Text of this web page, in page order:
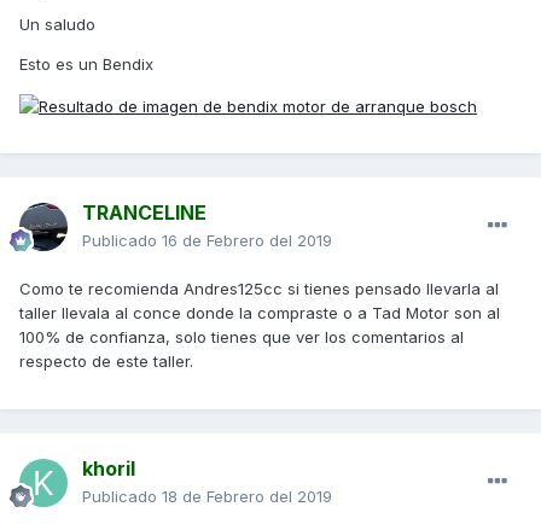
Un saludo
Esto es un Bendix
TRANCELINE
Publicado 16 de Febrero del 2019
Como te recomienda Andres125cc si tienes pensado llevarla al
taller llevala al conce donde la compraste o a Tad Motor son al
100% de confianza, solo tienes que ver los comentarios al
respecto de este taller.
khoril
Publicado 18 de Febrero del 2019